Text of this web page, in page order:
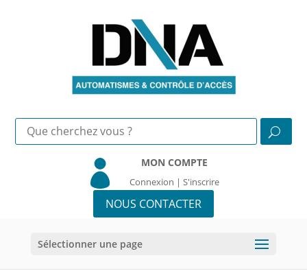
 MON COMPTE
Connexion | S'inscrire
NOUS CONTACTER
Sélectionner une page